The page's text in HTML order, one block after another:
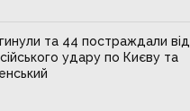
та 44 постраждали від
удару по Києву та